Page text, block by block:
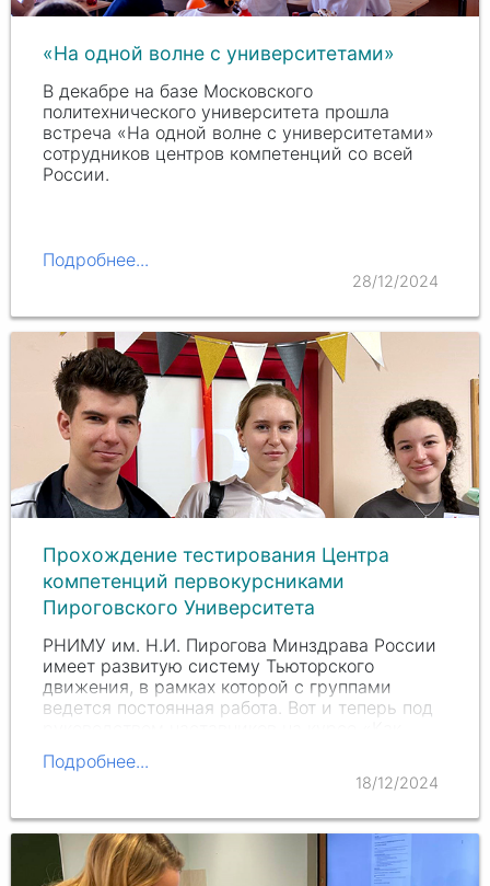
«На одной волне с университетами»
В декабре на базе Московского
политехнического университета прошла
встреча «На одной волне с университетами»
сотрудников центров компетенций со всей
России.
Подробнее...
28/12/2024
Прохождение тестирования Центра
компетенций первокурсниками
Пироговского Университета
РНИМУ им. Н.И. Пирогова Минздрава России
имеет развитую систему Тьюторского
движения, в рамках которой с группами
ведется постоянная работа. Вот и теперь под
учиться эффективно» студенты получили
возможность пройти…
Подробнее...
18/12/2024